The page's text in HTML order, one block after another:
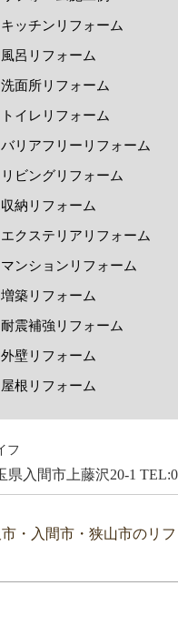
キッチンリフォーム
風呂リフォーム
洗面所リフォーム
トイレリフォーム
バリアフリーリフォーム
リビングリフォーム
収納リフォーム
エクステリアリフォーム
マンションリフォーム
増築リフォーム
耐震補強リフォーム
外壁リフォーム
屋根リフォーム
フ
県入間市上藤沢20-1
・入間市・狭山市のリフ